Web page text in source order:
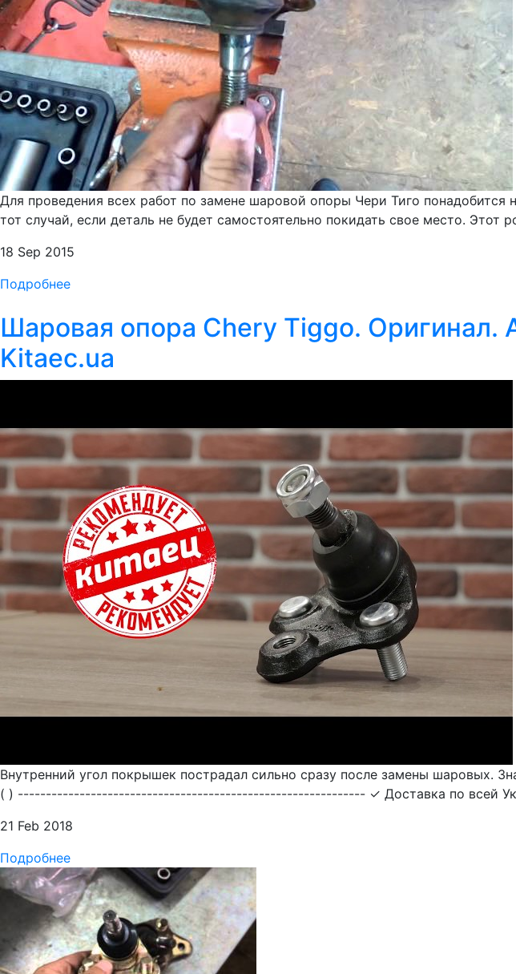
Для проведения всех работ по замене шаровой опоры Чери Тиго
тот случай, если деталь не будет самостоятельно покидать свое место. Этот
18 Sep 2015
Подробнее
Шаровая опора Chery Tiggo. Оригинал.
Kitaec.ua
Внутренний угол покрышек пострадал сильно сразу после замены шаровых.
( ) -------------------------------------------------------------- ✓ Доставка по всей
21 Feb 2018
Подробнее